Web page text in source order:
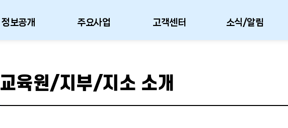
정보공개 주요사업 고객센터 소식/알림
교육원/지부/지소 소개